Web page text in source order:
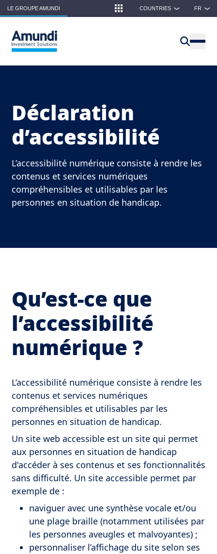
Skip to main content
LE GROUPE AMUNDI COUNTRIES ❯ FR ❯
Déclaration
d’accessibilité
L’accessibilité numérique consiste à rendre les
contenus et services numériques
compréhensibles et utilisables par les
personnes en situation de handicap.
Qu’est-ce que
l’accessibilité
numérique ?
L’accessibilité numérique consiste à rendre les
contenus et services numériques
compréhensibles et utilisables par les
personnes en situation de handicap.
Un site web accessible est un site qui permet
aux personnes en situation de handicap
d'accéder à ses contenus et ses fonctionnalités
sans difficulté. Un site accessible permet par
exemple de :
naviguer avec une synthèse vocale et/ou
une plage braille (notamment utilisées par
les personnes aveugles et malvoyantes) ;
personnaliser l’affichage du site selon ses